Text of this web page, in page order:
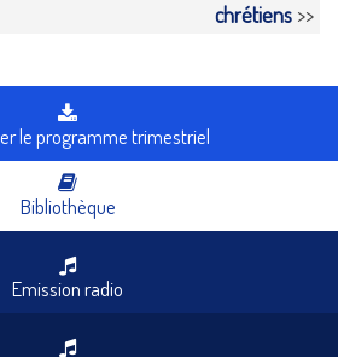
chrétiens >>
le programme trimestriel
Bibliothèque
Emission radio